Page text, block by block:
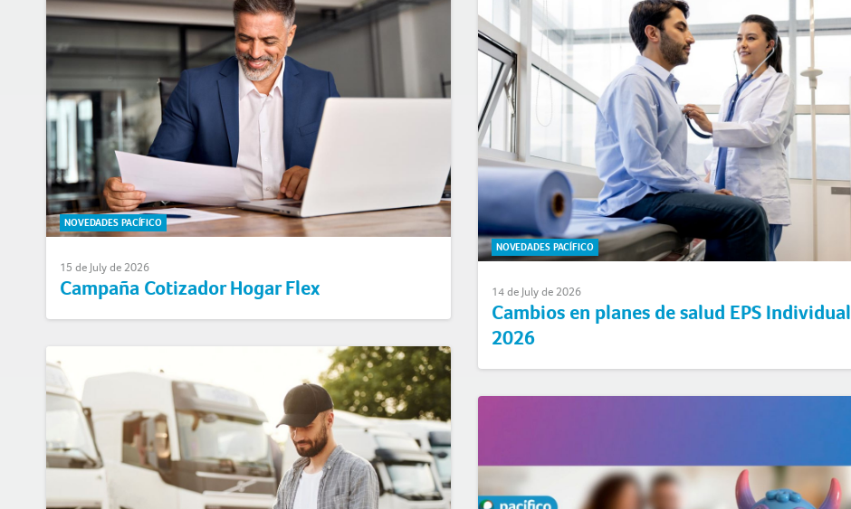
NOVEDADES PACÍFICO
15 de July de 2026
Campaña Cotizador Hogar Flex
NOVEDADES PACÍFICO
14 de July de 2026
Cambios en planes de salud EPS Individual
2026